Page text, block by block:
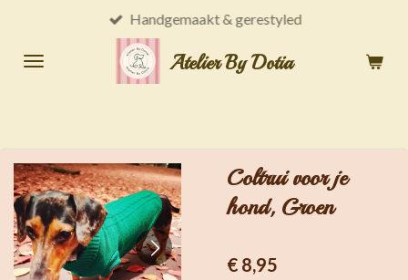
naar
Atelier By Dotia
Handgemaakt & gerestyled
Coltrui voor je
hond, Groen
€ 8,95